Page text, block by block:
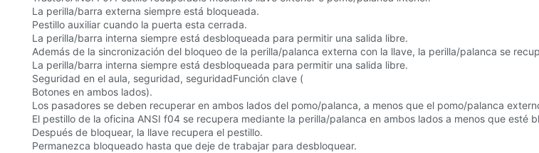
La perilla/barra externa siempre está bloqueada.
Pestillo auxiliar cuando la puerta esta cerrada.
La perilla/barra interna siempre está desbloqueada para permitir una salida libre.
Además de la sincronización del bloqueo de la perilla/palanca externa con la llave, la perilla/palanca se
La perilla/barra interna siempre está desbloqueada para permitir una salida libre.
Seguridad en el aula, seguridad, seguridadFunción clave (
Botones en ambos lados).
Los pasadores se deben recuperar en ambos lados del pomo/palanca, a menos que el pomo/palanca
El pestillo de la oficina ANSI f04 se recupera mediante la perilla/palanca en ambos lados a menos que esté
Después de bloquear, la llave recupera el pestillo.
Permanezca bloqueado hasta que deje de trabajar para desbloquear.